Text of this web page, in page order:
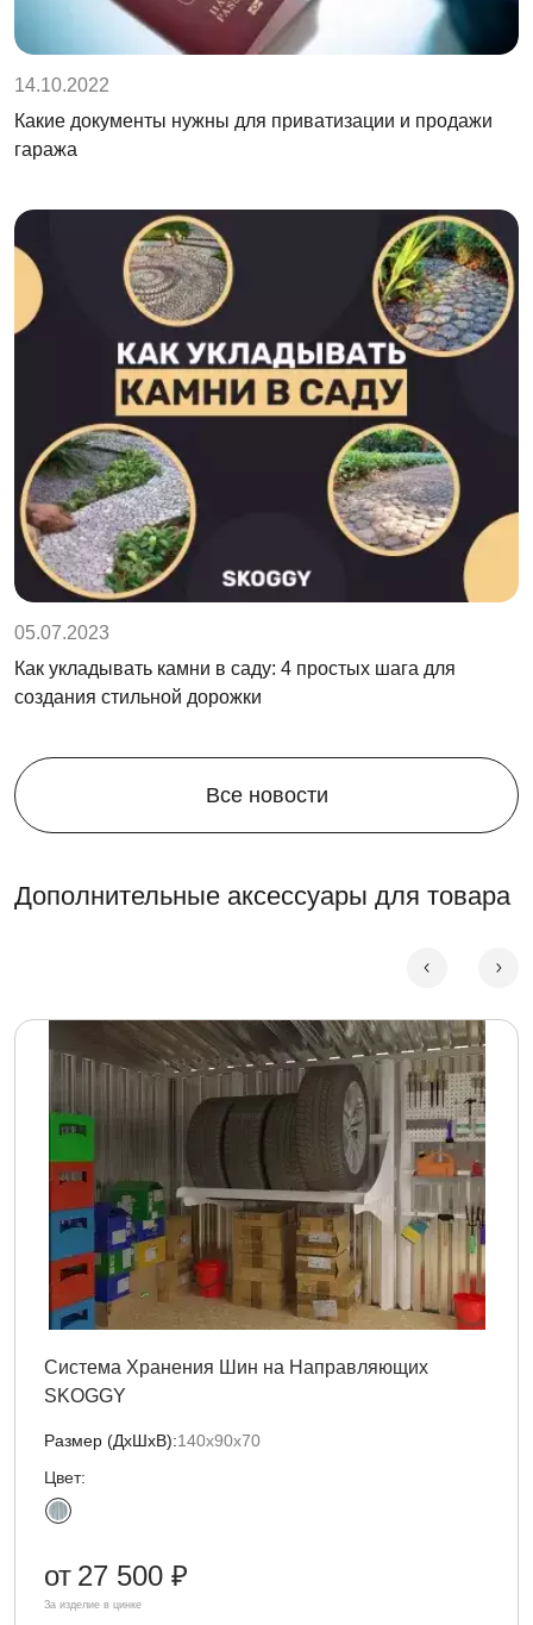
14.10.2022
Какие документы нужны для приватизации и продажи
гаража
05.07.2023
Как укладывать камни в саду: 4 простых шага для
создания стильной дорожки
Все новости
Дополнительные аксессуары для товара
Система Хранения Шин на Направляющих
SKOGGY
Размер (ДxШxВ):140х90х70
Цвет:
от 27 500 ₽
За изделие в цинке